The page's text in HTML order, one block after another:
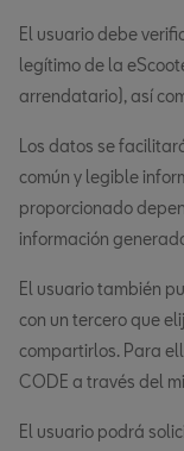
El usuario debe
legítimo de la
arrendatario), así
Los datos se
común y legible
proporcionado
información
El usuario también
con un tercero que
compartirlos. Para
CODE a través del
El usuario podrá